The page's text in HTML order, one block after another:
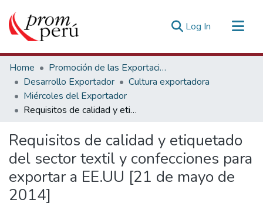
Log In (current)
Communities & Collections
All of DSpace
Statistics
Estadísticas Externas
Home
Promoción de las Exportaciones
Desarrollo Exportador
Cultura exportadora
Miércoles del Exportador
Requisitos de calidad y etiquetado del sector textil y confecciones para exportar a EE.UU [21 de mayo de 2014]
Requisitos de calidad y etiquetado
del sector textil y confecciones para
exportar a EE.UU [21 de mayo de
2014]